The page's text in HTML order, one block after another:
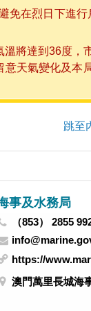
免在烈日下進
將達到36度，
天氣變化及本
跳至
事及水務局
（853） 2855
https://
澳門萬里長城海